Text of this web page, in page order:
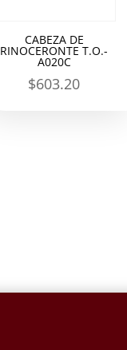
CABEZA DE
RINOCERONTE T.O.-
A020C
$603.20